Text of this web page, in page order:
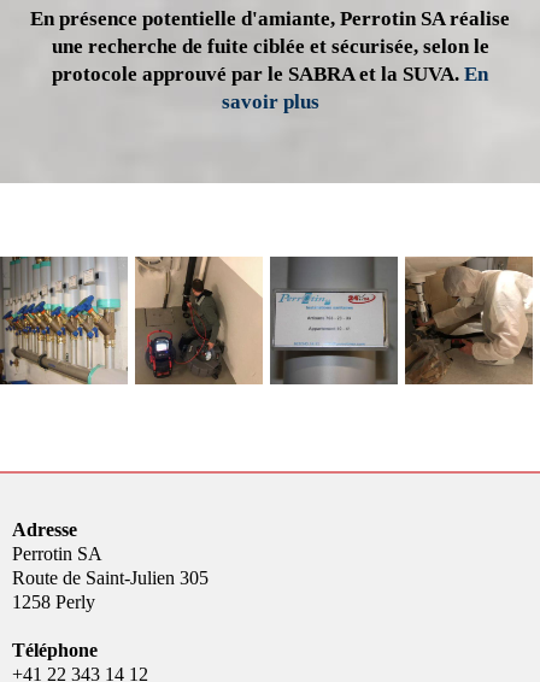
En présence potentielle d'amiante, Perrotin SA réalise
une recherche de fuite ciblée et sécurisée, selon le
protocole approuvé par le SABRA et la SUVA. En
savoir plus
Adresse
Perrotin SA
Route de Saint-Julien 305
1258 Perly
Téléphone
+41 22 343 14 12